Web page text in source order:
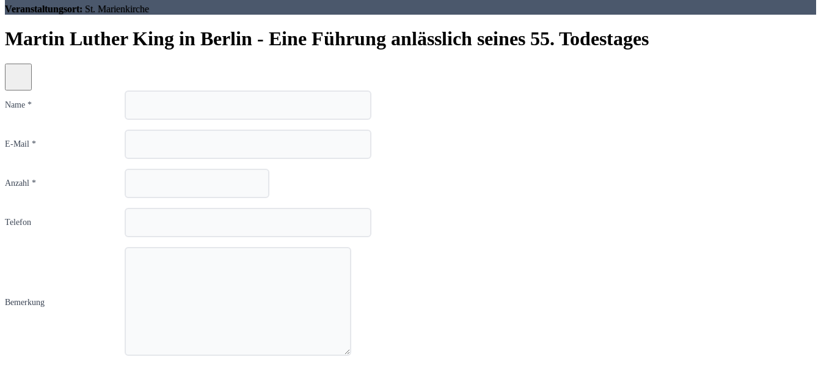
Veranstaltungsort: St. Marienkirche
Martin Luther King in Berlin - Eine Führung anlässlich seines 55. Todestages
Name *
E-Mail *
Anzahl *
Telefon
Bemerkung